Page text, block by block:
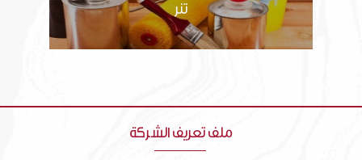
تنر
ملف تعريف الشركة